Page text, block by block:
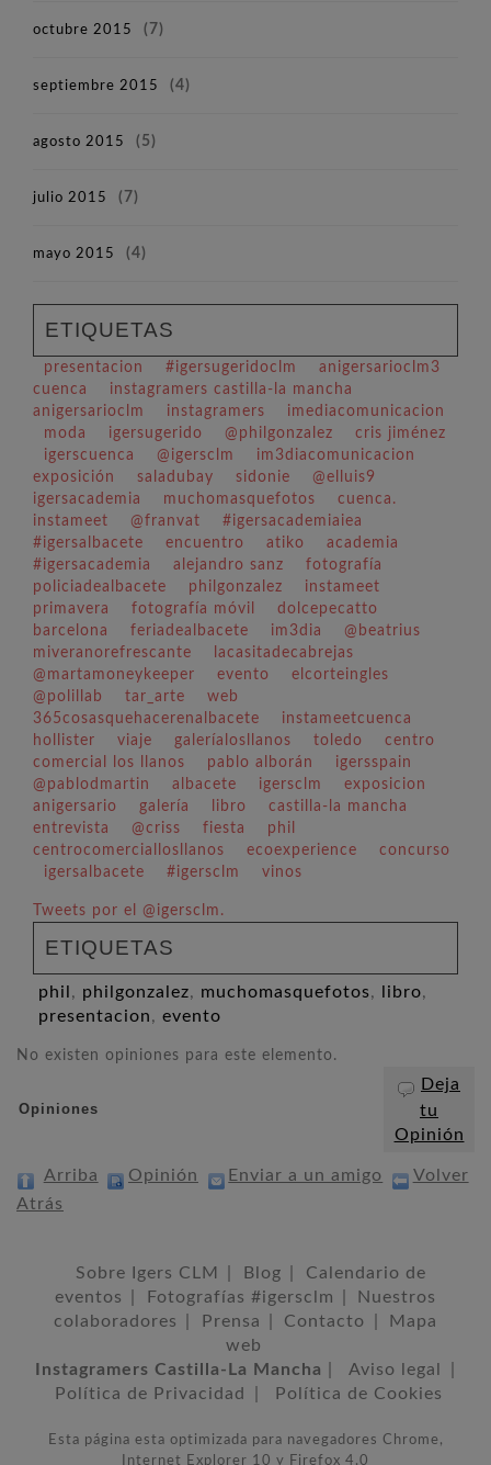
octubre 2015 (7)
septiembre 2015 (4)
agosto 2015 (5)
julio 2015 (7)
mayo 2015 (4)
ETIQUETAS
presentacion #igersugeridoclm
anigersarioclm3
cuenca
instagramers castilla-la mancha
anigersarioclm
instagramers
imediacomunicacion
moda
igersugerido @philgonzalez
cris jiménez
igerscuenca
@igersclm
im3diacomunicacion
exposición
saladubay sidonie
@elluis9
igersacademia
muchomasquefotos
cuenca.
instameet
@franvat
#igersacademiaiea
#igersalbacete
encuentro atiko
academia
#igersacademia
alejandro sanz
fotografía
policiadealbacete
philgonzalez
instameet
primavera
fotografía móvil
dolcepecatto
barcelona
feriadealbacete im3dia
@beatrius
miveranorefrescante
lacasitadecabrejas
@martamoneykeeper
evento
elcorteingles
@polillab
tar_arte
web
365cosasquehacerenalbacete
instameetcuenca
hollister
viaje galeríalosllanos toledo
centro
comercial los llanos
pablo alborán
igersspain
@pablodmartin
albacete igersclm
exposicion
anigersario
galería libro
castilla-la mancha
entrevista
@criss fiesta
phil
centrocomerciallosllanos
ecoexperience
concurso
igersalbacete
#igersclm vinos
Tweets por el @igersclm.
ETIQUETAS
phil , philgonzalez, muchomasquefotos, libro,
presentacion, evento
No existen opiniones para este elemento.
Opiniones
Deja
tu
Opinión
Arriba Opinión Enviar a un amigo
Volver
Atrás
Sobre Igers CLM Blog
Calendario de
eventos
Fotografías #igersclm
Nuestros
colaboradores
Prensa Contacto
Mapa
web
Instagramers Castilla-La Mancha
Aviso legal
Política de Privacidad
Política de Cookies
Esta página esta optimizada para navegadores Chrome,
Internet Explorer 10 y Firefox 4.0